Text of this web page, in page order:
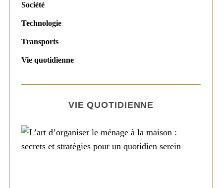
Société
Technologie
Transports
Vie quotidienne
VIE QUOTIDIENNE